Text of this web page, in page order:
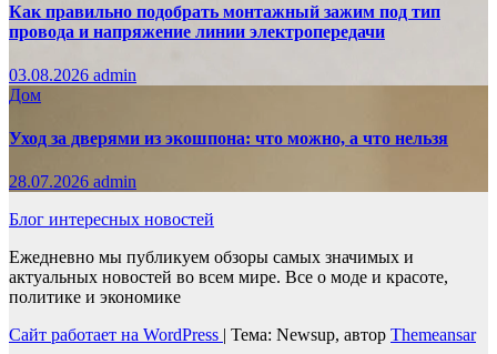
Как правильно подобрать монтажный зажим под тип
провода и напряжение линии электропередачи
03.08.2026 admin
Дом
Уход за дверями из экошпона: что можно, а что нельзя
28.07.2026 admin
Блог интересных новостей
Ежедневно мы публикуем обзоры самых значимых и
актуальных новостей во всем мире. Все о моде и красоте,
политике и экономике
Сайт работает на WordPress
Тема: Newsup, автор Themeansar